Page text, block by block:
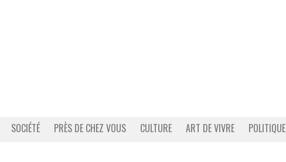
SOCIÉTÉ PRÈS DE CHEZ VOUS CULTURE ART DE VIVRE POLITIQUE